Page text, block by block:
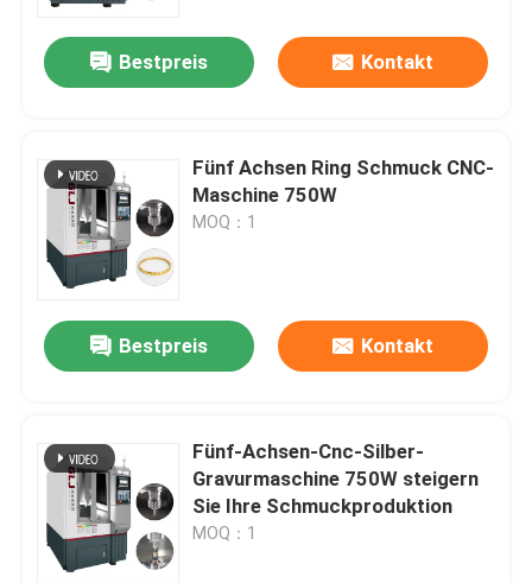
Bestpreis Kontakt
Fünf Achsen Ring Schmuck CNC-
Maschine 750W
MOQ：1
Bestpreis Kontakt
Fünf-Achsen-Cnc-Silber-
Gravurmaschine 750W steigern
Sie Ihre Schmuckproduktion
MOQ：1